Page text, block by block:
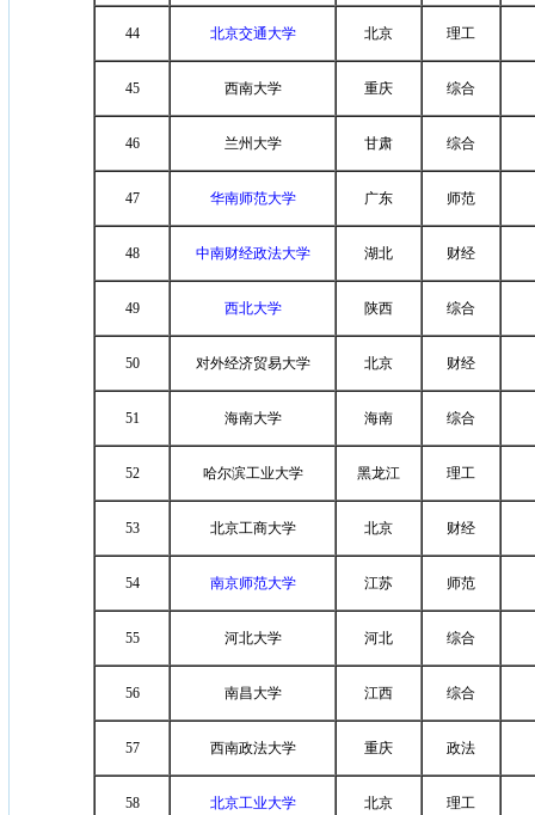
44 北京交通大学 北京 理工
45 西南大学 重庆 综合
46 兰州大学 甘肃 综合
47 华南师范大学 广东 师范
48 中南财经政法大学 湖北 财经
49 西北大学 陕西 综合
50 对外经济贸易大学 北京 财经
51 海南大学 海南 综合
52 哈尔滨工业大学 黑龙江 理工
53 北京工商大学 北京 财经
54 南京师范大学 江苏 师范
55 河北大学 河北 综合
56 南昌大学 江西 综合
57 西南政法大学 重庆 政法
58 北京工业大学 北京 理工